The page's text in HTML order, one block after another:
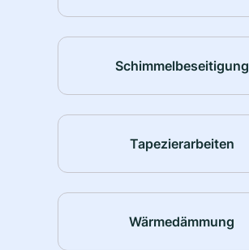
Schimmelbeseitigung
Tapezierarbeiten
Wärmedämmung